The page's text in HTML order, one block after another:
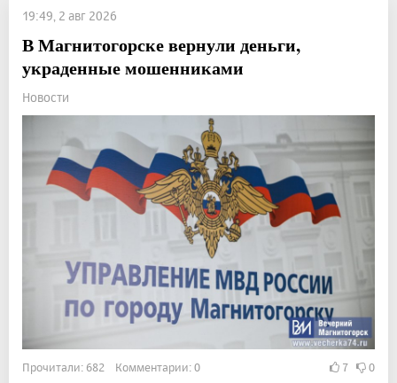
19:49, 2 авг 2026
В Магнитогорске вернули деньги,
украденные мошенниками
Новости
Прочитали: 682 Комментарии: 0 7 0